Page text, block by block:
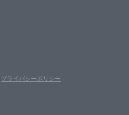
プライバシーポリシー